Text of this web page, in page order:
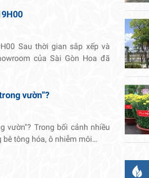
Sau thời gian sắp xếp và
của Sài Gòn Hoa đã
vườn”?
vườn''? Trong bối cảnh nhiều
tông hóa, ô nhiễm môi…